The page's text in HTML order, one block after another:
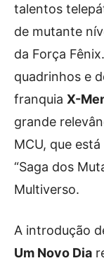
talentos
de mutante
da Força
quadrinhos e
franquia X-
grande
MCU, que
“Saga dos
Multiverso.
A introdução
Um Novo Dia